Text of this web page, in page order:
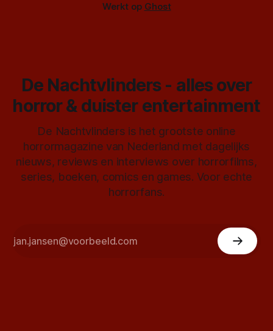
Werkt op Ghost
De Nachtvlinders - alles over
horror & duister entertainment
De Nachtvlinders is het grootste online
horrormagazine van Nederland met dagelijks
nieuws, reviews en interviews over horrorfilms,
series, boeken, comics en games. Voor echte
horrorfans.